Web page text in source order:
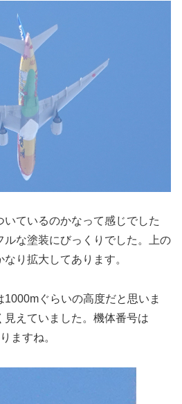
いているのかなって感じでした
ルな塗装にびっくりでした。上の
り拡大してあります。
ぐらいの高度だと思いま
えていました。機体番号は
ますね。